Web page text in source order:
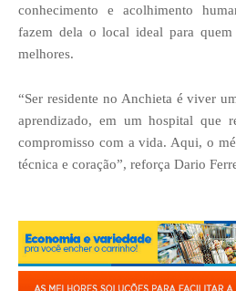
conhecimento e acolhimento
fazem dela o local ideal para
melhores.
“Ser residente no Anchieta é viver
aprendizado, em um hospital que
compromisso com a vida. Aqui, o
técnica e coração”, reforça Dario